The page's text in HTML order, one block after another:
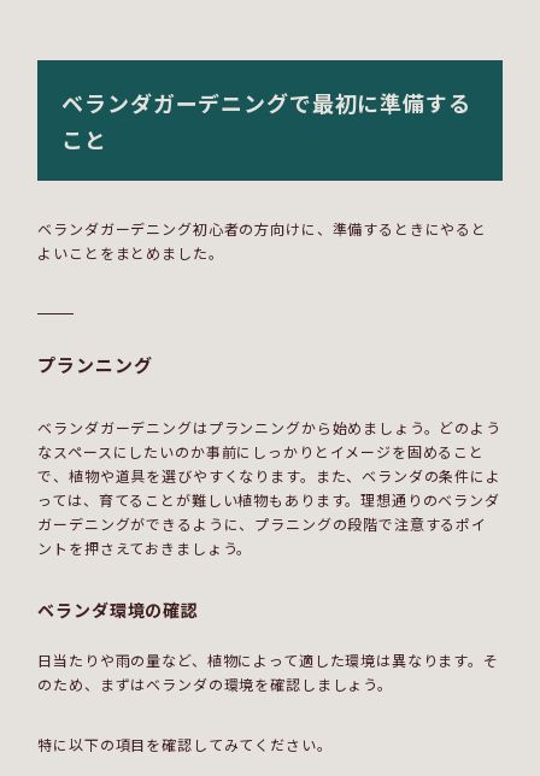
ベランダガーデニングで最初に準備する
こと
ベランダガーデニング初心者の方向けに、準備するときにやると
よいことをまとめました。
プランニング
ベランダガーデニングはプランニングから始めましょう。どのよう
なスペースにしたいのか事前にしっかりとイメージを固めること
で、植物や道具を選びやすくなります。また、ベランダの条件によ
っては、育てることが難しい植物もあります。理想通りのベランダ
ガーデニングができるように、プラニングの段階で注意するポイ
ントを押さえておきましょう。
ベランダ環境の確認
日当たりや雨の量など、植物によって適した環境は異なります。そ
のため、まずはベランダの環境を確認しましょう。
特に以下の項目を確認してみてください。